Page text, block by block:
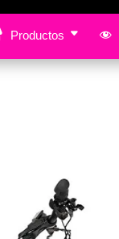
Productos